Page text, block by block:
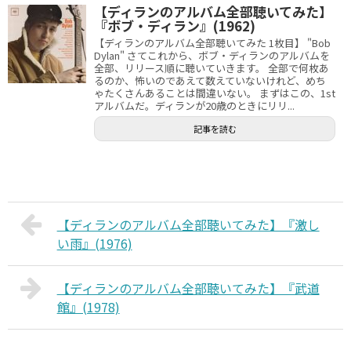
【ディランのアルバム全部聴いてみた】
『ボブ・ディラン』(1962)
【ディランのアルバム全部聴いてみた 1枚目】 "Bob
Dylan" さてこれから、ボブ・ディランのアルバムを
全部、リリース順に聴いていきます。 全部で何枚あ
るのか、怖いのであえて数えていないけれど、めち
ゃたくさんあることは間違いない。 まずはこの、1st
アルバムだ。ディランが20歳のときにリリ...
記事を読む
【ディランのアルバム全部聴いてみた】『激し
い雨』(1976)
【ディランのアルバム全部聴いてみた】『武道
館』(1978)